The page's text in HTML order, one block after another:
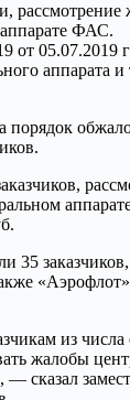
рассмотрение
ФАС.
от 05.07.2019
аппарата
35
из числа
жалобы
— сказал